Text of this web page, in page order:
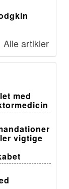
Alle artikler
med
vigtige